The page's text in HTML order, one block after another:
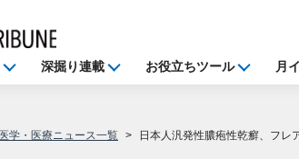
深掘り連載 お役立ちツール 月
医学・医療ニュース一覧 日本人汎発性膿疱性乾癬、フレ